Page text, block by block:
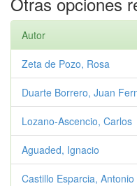
Autor
Zeta de Pozo, Rosa
Duarte Borrero, Juan
Lozano-Ascencio, Carlos
Aguaded, Ignacio
Castillo Esparcia, Antonio